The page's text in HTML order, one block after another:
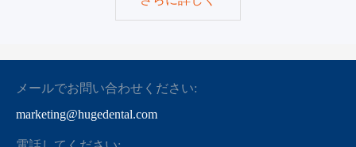
メールでお問い合わせください:
marketing@hugedental.com